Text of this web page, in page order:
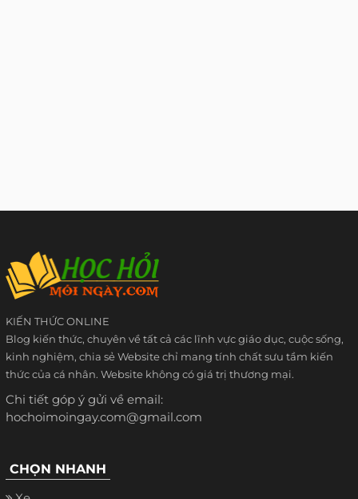
KIẾN THỨC ONLINE
Blog kiến thức, chuyên về tất cả các lĩnh vực giáo dục, cuộc sống,
kinh nghiệm, chia sẻ Website chỉ mang tính chất sưu tầm kiến
thức của cá nhân. Website không có giá trị thương mại.
Chi tiết góp ý gửi về email:
hochoimoingay.com@gmail.com
CHỌN NHANH